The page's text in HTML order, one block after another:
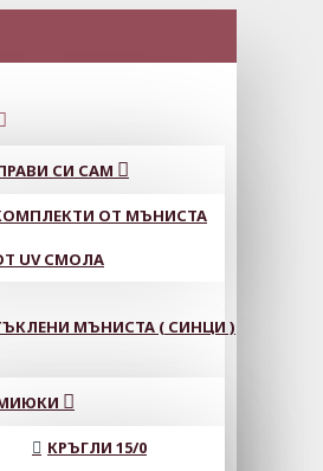
СИ САМ
ОТ МЪНИСТА
UV СМОЛА
МЪНИСТА ( СИНЦИ )
КРЪГЛИ 15/0